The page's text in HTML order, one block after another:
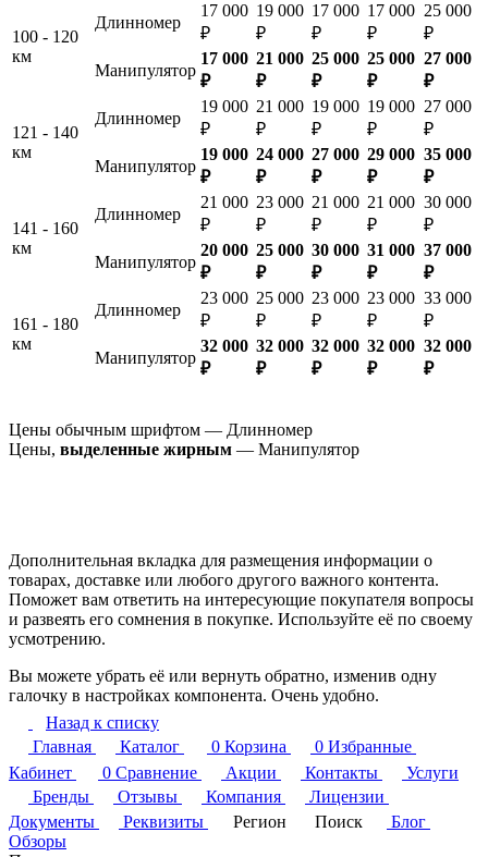
100 - 120
км
Длинномер
17 000
₽
19 000
₽
17 000
₽
17 000
₽
25 000
₽
Манипулятор
17 000
₽
21 000
₽
25 000
₽
25 000
₽
27 000
₽
121 - 140
км
Длинномер
19 000
₽
21 000
₽
19 000
₽
19 000
₽
27 000
₽
Манипулятор
19 000
₽
24 000
₽
27 000
₽
29 000
₽
35 000
₽
141 - 160
км
Длинномер
21 000
₽
23 000
₽
21 000
₽
21 000
₽
30 000
₽
Манипулятор
20 000
₽
25 000
₽
30 000
₽
31 000
₽
37 000
₽
161 - 180
км
Длинномер
23 000
₽
25 000
₽
23 000
₽
23 000
₽
33 000
₽
Манипулятор
32 000
₽
32 000
₽
32 000
₽
32 000
₽
32 000
₽
Цены обычным шрифтом — Длинномер
Цены, выделенные жирным — Манипулятор
Дополнительная вкладка для размещения информации о
товарах, доставке или любого другого важного контента.
Поможет вам ответить на интересующие покупателя вопросы
и развеять его сомнения в покупке. Используйте её по своему
усмотрению.
Вы можете убрать её или вернуть обратно, изменив одну
галочку в настройках компонента. Очень удобно.
Назад к списку
Главная
Каталог 0 Корзина 0 Избранные
Кабинет
0 Сравнение Акции Контакты
Услуги
Бренды
Отзывы Компания
Лицензии
Документы
Реквизиты Регион Поиск
Блог
Обзоры